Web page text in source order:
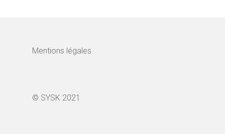
Mentions légales
© SYSK 2021